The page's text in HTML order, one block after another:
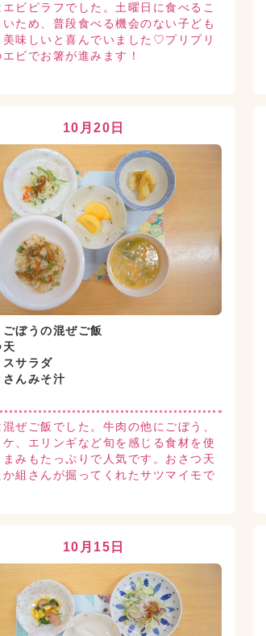
ビピラフでした。土曜日に食べるこ
いため、普段食べる機会のない子ども
美味しいと喜んでいました♡プリプリ
ビでお箸が進みます！
10月20日
ぼうの混ぜご飯
天
スサラダ
んみそ汁
ぜご飯でした。牛肉の他にごぼう、
ケ、エリンギなど旬を感じる食材を使
まみもたっぷりで人気です。おさつ天
か組さんが掘ってくれたサツマイモで
10月15日